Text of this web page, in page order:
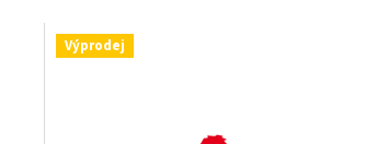
Výprodej